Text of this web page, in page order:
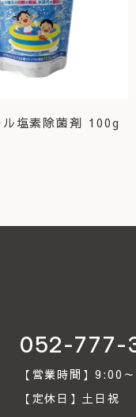
塩素除菌剤 100g
052-777-
【営業時間】
【定休日】土日祝